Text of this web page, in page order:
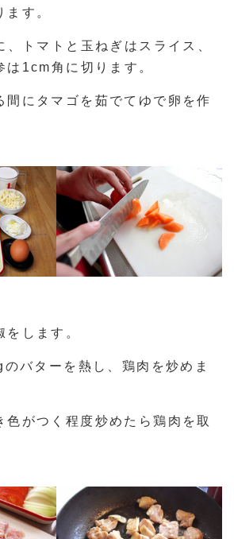
ます。
、トマトと玉ねぎはスライス、
は1cm角に切ります。
間にタマゴを茹でてゆで卵を作
をします。
バターを熱し、鶏肉を炒めま
色がつく程度炒めたら鶏肉を取